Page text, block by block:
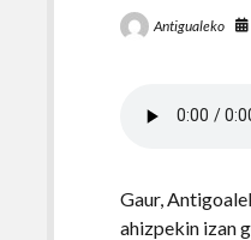
Antigualeko
Gaur,
ahizpekin izan